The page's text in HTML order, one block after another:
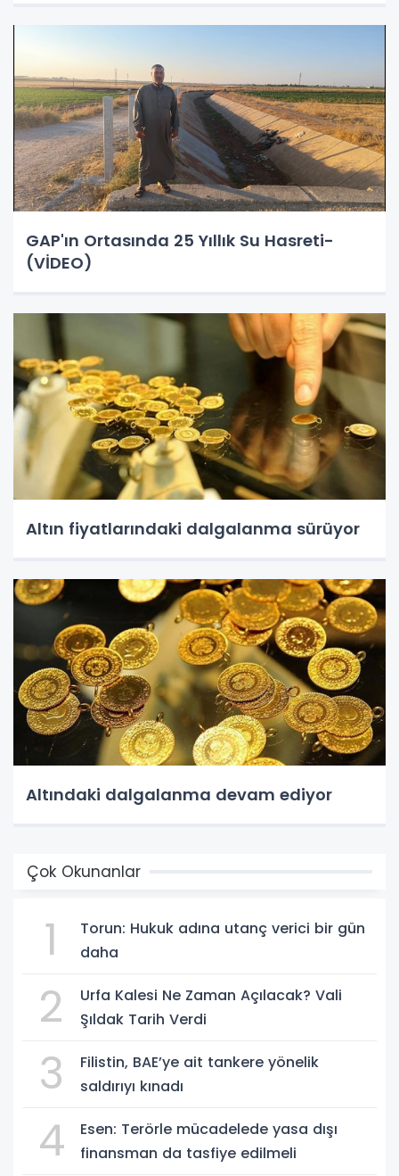
GAP'ın Ortasında 25 Yıllık Su Hasreti-
(VİDEO)
Altın fiyatlarındaki dalgalanma sürüyor
Altındaki dalgalanma devam ediyor
Çok Okunanlar
1
Torun: Hukuk adına utanç verici bir gün
daha
2
Urfa Kalesi Ne Zaman Açılacak? Vali
Şıldak Tarih Verdi
3
Filistin, BAE’ye ait tankere yönelik
saldırıyı kınadı
4
Esen: Terörle mücadelede yasa dışı
finansman da tasfiye edilmeli